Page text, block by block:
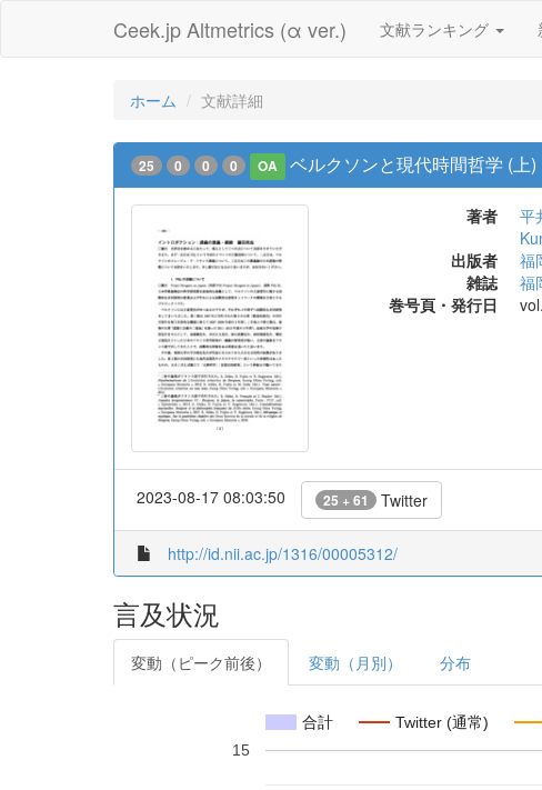
Ceek.jp Altmetrics (α ver.) 文献ランキング
ホーム 文献詳細
25 0 0 0 OA ベルクソンと現代時間哲学 (上)
著者 平
出版者
福
雑誌
福
巻号頁・発行日
2023-08-17 08:03:50 25 + 61 Twitter
http://id.nii.ac.jp/1316/00005312/
言及状況
変動（ピーク前後） 変動（月別） 分布
合計 Twitter (通常)
15